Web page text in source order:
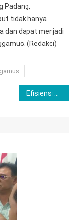
Padang,
tidak hanya
dan dapat menjadi
(Redaksi)